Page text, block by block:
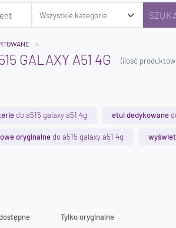
GALAXY A51 4G (ilość
do a515 galaxy a51 4g etui dedykowane
oryginalne do a515 galaxy a51 4g
Tylko oryginalne